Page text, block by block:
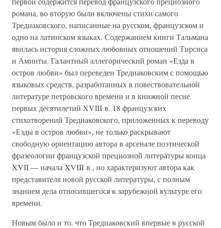
романа, во вторую были включены стихи самого
Тредиаковского, написанные на русском, французском и
одно на латинском языках. Содержанием книги Тальмана
явилась история сложных любовных отношений Тирсиса
и Аминты. Галантный аллегорический роман «Езда в
остров любви» был переведен Тредиаковским с помощью
языковых средств, разработанных в повествовательной
литературе петровского времени и в книжной песне
первых десятилетий XVIII в. 18 французских
стихотворений Тредиаковского, приложенных к переводу
«Езды в остров любви», не только раскрывают
свободную ориентацию автора в арсенале поэтической
фразеологии французской прециозной литературы конца
XVII — начала XVIII в., но характеризуют автора как
представителя новой русской литературы, с полным
знанием дела относившегося к зарубежной культуре его
времени.
Новым было и то, что Тредиаковский впервые в русской